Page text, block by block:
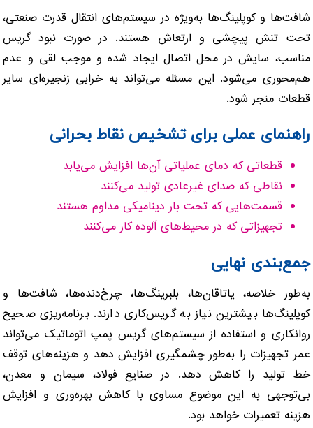
شافت‌ها و کوپلینگ‌ها به‌ویژه در سیستم‌های انتقال قدرت صنعتی،
تحت تنش پیچشی و ارتعاش هستند. در صورت نبود گریس
مناسب، سایش در محل اتصال ایجاد شده و موجب لقی و عدم
هم‌محوری می‌شود. این مسئله می‌تواند به خرابی زنجیره‌ای سایر
قطعات منجر شود.
راهنمای عملی برای تشخیص نقاط بحرانی
قطعاتی که دمای عملیاتی آن‌ها افزایش می‌یابد
نقاطی که صدای غیرعادی تولید می‌کنند
قسمت‌هایی که تحت بار دینامیکی مداوم هستند
تجهیزاتی که در محیط‌های آلوده کار می‌کنند
جمع‌بندی نهایی
به‌طور خلاصه، یاتاقان‌ها، بلبرینگ‌ها، چرخ‌دنده‌ها، شافت‌ها و
کوپلینگ‌ها بیشترین نیاز به گریس‌کاری دارند. برنامه‌ریزی صحیح
روانکاری و استفاده از سیستم‌های گریس پمپ اتوماتیک می‌تواند
عمر تجهیزات را به‌طور چشمگیری افزایش دهد و هزینه‌های توقف
خط تولید را کاهش دهد. در صنایع فولاد، سیمان و معدن،
بی‌توجهی به این موضوع مساوی با کاهش بهره‌وری و افزایش
هزینه تعمیرات خواهد بود.